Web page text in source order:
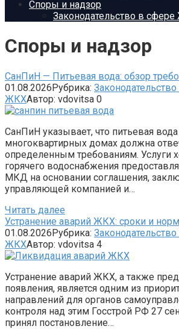
Споры и надзор
Законодательство в
Споры и надзор
СанПиН — Питьевая вода: обзор
01.08.2026Рубрика:
ЖКХАвтор: vdovitsa 0
СанПиН указывает, что питьевая
многоквартирных домах должна
определенным требованиям. Услуги
горячего водоснабжения
МКД на основании соглашения,
управляющей компанией и…
Читать далее
Устранение аварий ЖКХ: сроки и
01.08.2026Рубрика:
ЖКХАвтор: vdovitsa 4
Устранение аварий ЖКХ, а также
появления, является одним из
направлений для органов
контроля над этим Госстрой РФ 27
принял постановление…